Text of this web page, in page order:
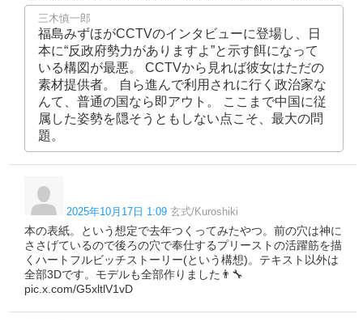
三木慎一郎
福島みずほがCCTVのインタビューに登場し、日
本に“反政府勢力がありますよ”と示す餌になって
いる構図が最悪。 CCTVから見れば彼女はただの
素材提供者。 自ら進んで利用されに行く政治家な
んて、普通の国なら即アウト。 ここまで中国に従
属した姿勢を隠そうともしない点こそ、最大の問
題。
2025年10月17日 1:09 玄式/Kuroshiki
本の表紙。という想定で去年つくってみたやつ。前の穴は神に
ささげているので後ろの穴で奉仕するプリーストの活躍筋を描
くハートフルビッチストーリー(という構想)。テキスト以外は
全部3Dです。モデルも全部作りました👨‍🔧
pic.x.com/G5xltlV1vD